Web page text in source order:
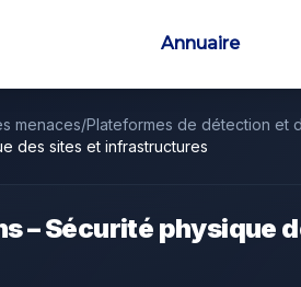
Annuaire
menaces/Plateformes de détection et
des sites et infrastructures
– Sécurité physique